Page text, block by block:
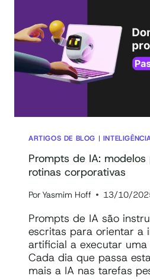
AGENTE
DE
IA
DO
ZERO
ARTIGOS DE BLOG |
Prompts de IA:
rotinas corporativas
Por Yasmim Hoff 13/10/
Prompts de IA são
escritas para orientar a
artificial a executar
Cada dia que passa
mais a IA nas tarefas